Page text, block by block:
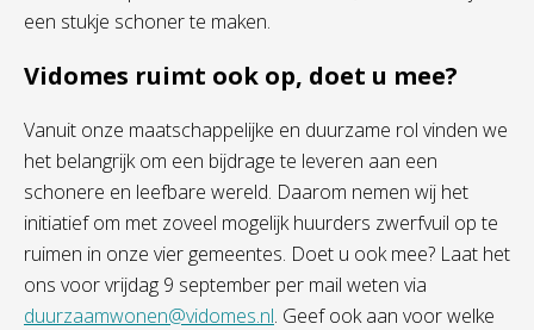
een stukje schoner te maken.
Vidomes ruimt ook op, doet u mee?
Vanuit onze maatschappelijke en duurzame rol vinden we
het belangrijk om een bijdrage te leveren aan een
schonere en leefbare wereld. Daarom nemen wij het
initiatief om met zoveel mogelijk huurders zwerfvuil op te
ruimen in onze vier gemeentes. Doet u ook mee? Laat het
ons voor vrijdag 9 september per mail weten via
duurzaamwonen@vidomes.nl. Geef ook aan voor welke